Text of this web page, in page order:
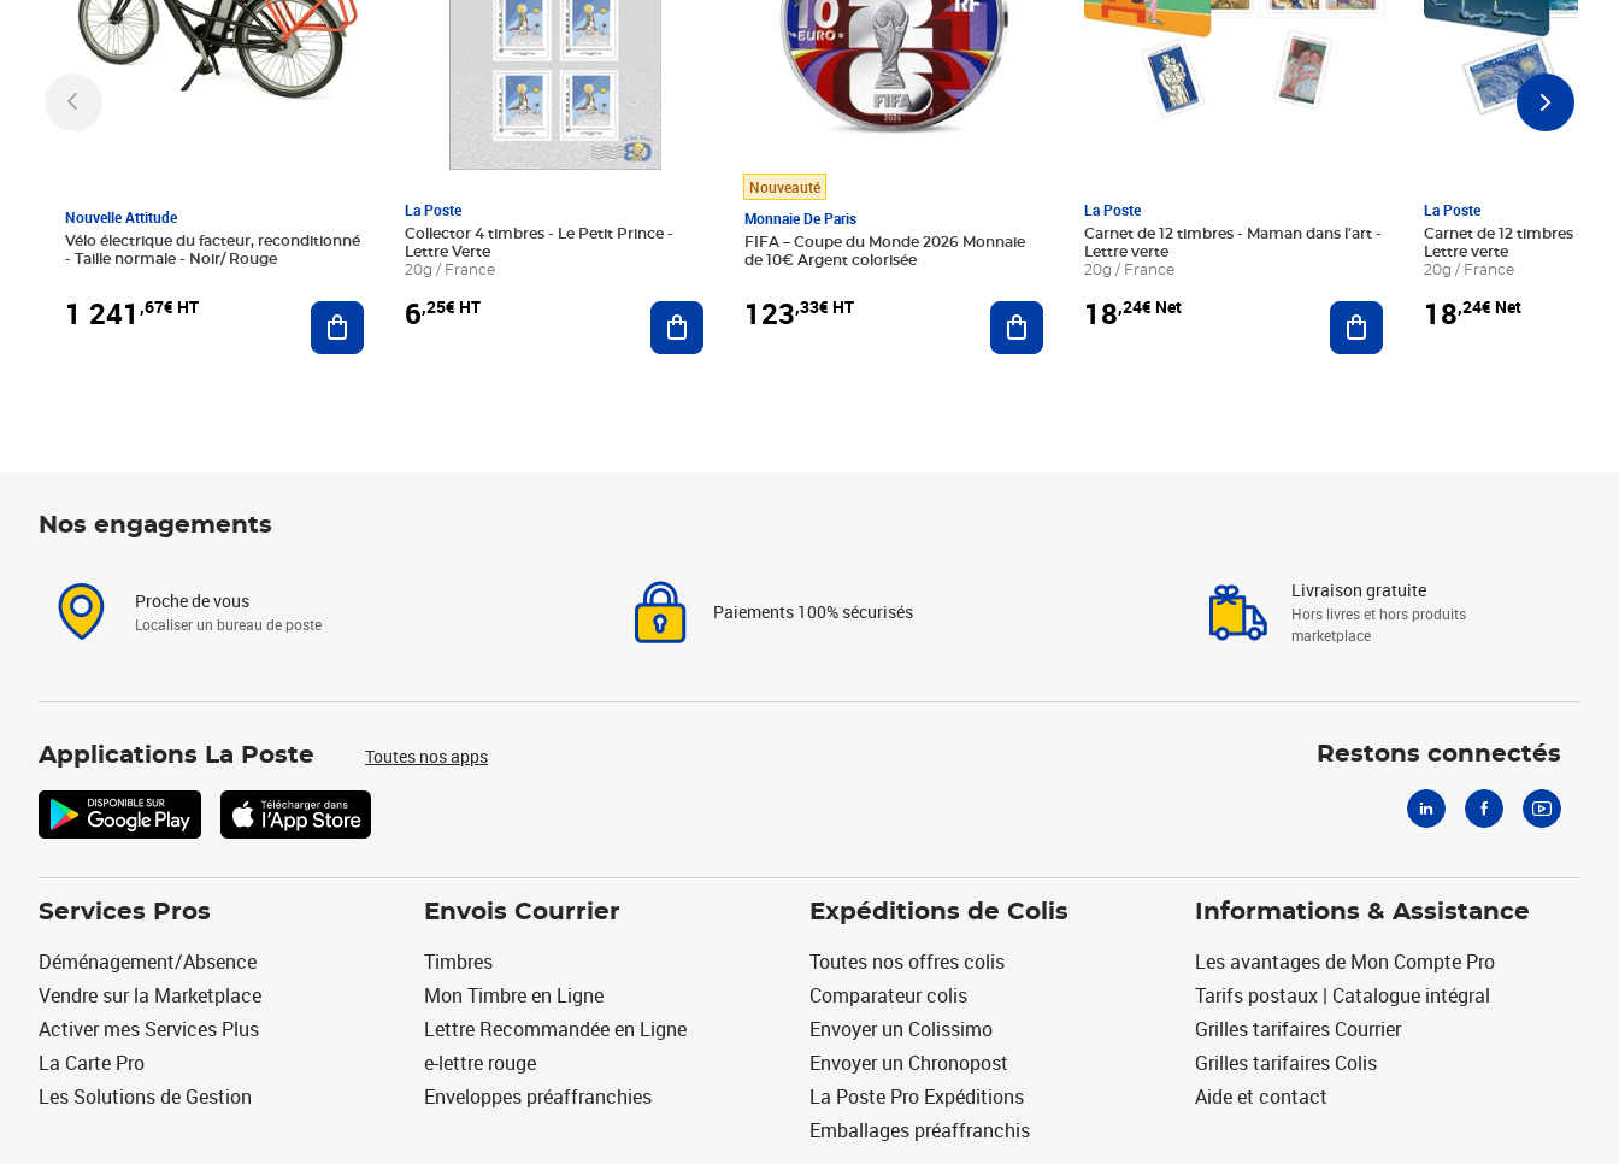
Nouvelle Attitude
Vélo électrique du facteur, reconditionné
- Taille normale - Noir/ Rouge
1 241 ,67€ HT Ajouter au panier
La Poste
Collector 4 timbres - Le Petit Prince -
Lettre Verte
20g / France
6,25€ HT Ajouter au panier
Nouveauté
Monnaie De Paris
FIFA – Coupe du Monde 2026 Monnaie
de 10€ Argent colorisée
123,33€ HT Ajouter au panier
La Poste
Carnet de 12 timbres - Maman dans l'art -
Lettre verte
20g / France
18,24€ Net Ajouter au panier
La Poste
Carnet de 12 timbres - Le
Lettre verte
20g / France
18,24€ Net
Nos engagements
Proche de vous
Localiser un bureau de poste
Paiements 100% sécurisés
Livraison gratuite
Hors livres et hors produits
marketplace
Applications La Poste Toutes nos apps Restons connectés
Services Pros
Déménagement/Absence
Vendre sur la Marketplace
Activer mes Services Plus
La Carte Pro
Les Solutions de Gestion
Envois Courrier
Timbres
Mon Timbre en Ligne
Lettre Recommandée en Ligne
e-lettre rouge
Enveloppes préaffranchies
Expéditions de Colis
Toutes nos offres colis
Comparateur colis
Envoyer un Colissimo
Envoyer un Chronopost
La Poste Pro Expéditions
Emballages préaffranchis
Informations & Assistance
Les avantages de Mon Compte Pro
Tarifs postaux | Catalogue intégral
Grilles tarifaires Courrier
Grilles tarifaires Colis
Aide et contact